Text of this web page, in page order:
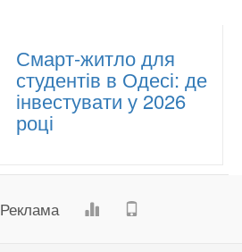
Смарт-житло для
студентів в Одесі: де
інвестувати у 2026
році
Реклама